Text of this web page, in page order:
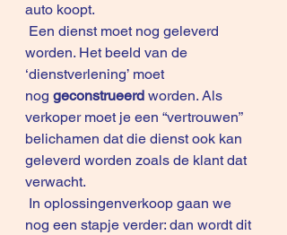
auto koopt.
worden. Het beeld van de
‘dienstverlening’ moet
nog geconstrueerd worden. Als
verkoper moet je een “vertrouwen”
belichamen dat die dienst ook kan
geleverd worden zoals de klant dat
verwacht.
nog een stapje verder: dan wordt dit